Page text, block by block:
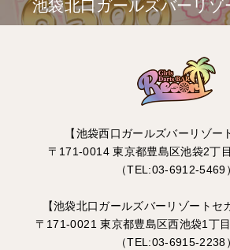
池袋北口ガールズバーリゾ
【池袋西口ガールズバーリゾー
〒171-0014 東京都豊島区池袋2丁
（TEL:03-6912-5469
【池袋北口ガールズバーリゾートセ
〒171-0021 東京都豊島区西池袋1丁
（TEL:03-6915-2238